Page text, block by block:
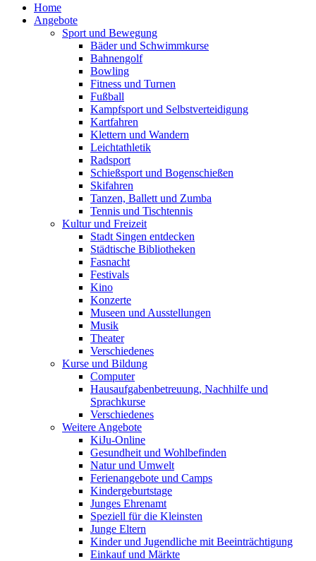
Home
Angebote
Sport und Bewegung
Bäder und Schwimmkurse
Bahnengolf
Bowling
Fitness und Turnen
Fußball
Kampfsport und Selbstverteidigung
Kartfahren
Klettern und Wandern
Leichtathletik
Radsport
Schießsport und Bogenschießen
Skifahren
Tanzen, Ballett und Zumba
Tennis und Tischtennis
Kultur und Freizeit
Stadt Singen entdecken
Städtische Bibliotheken
Fasnacht
Festivals
Kino
Konzerte
Museen und Ausstellungen
Musik
Theater
Verschiedenes
Kurse und Bildung
Computer
Hausaufgabenbetreuung, Nachhilfe und
Sprachkurse
Verschiedenes
Weitere Angebote
KiJu-Online
Gesundheit und Wohlbefinden
Natur und Umwelt
Ferienangebote und Camps
Kindergeburtstage
Junges Ehrenamt
Speziell für die Kleinsten
Junge Eltern
Kinder und Jugendliche mit Beeinträchtigung
Einkauf und Märkte